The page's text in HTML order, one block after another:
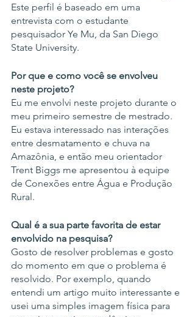
Este perfil é baseado em uma
entrevista com o estudante
pesquisador Ye Mu, da San Diego
State University.
Por que e como você se envolveu
neste projeto?
Eu me envolvi neste projeto durante o
meu primeiro semestre de mestrado.
Eu estava interessado nas interações
entre desmatamento e chuva na
Amazônia, e então meu orientador
Trent Biggs me apresentou à equipe
de Conexões entre Água e Produção
Rural.
Qual é a sua parte favorita de estar
envolvido na pesquisa?
Gosto de resolver problemas e gosto
do momento em que o problema é
resolvido. Por exemplo, quando
entendi um artigo muito interessante e
usei uma simples imagem física para